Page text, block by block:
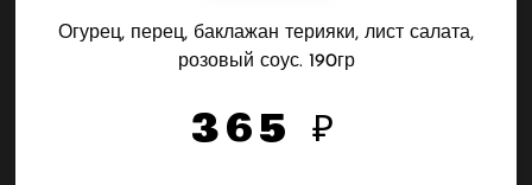
Огурец, перец, баклажан терияки, лист салата,
розовый соус. 190гр
365₽